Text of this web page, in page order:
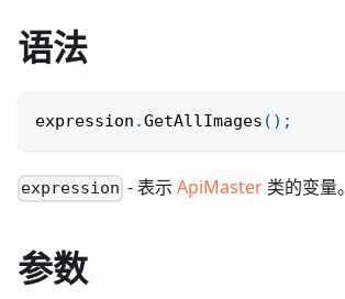
语法
expression .GetAllImages ( ) ;
expression - 表示ApiMaster 类的变量。
参数